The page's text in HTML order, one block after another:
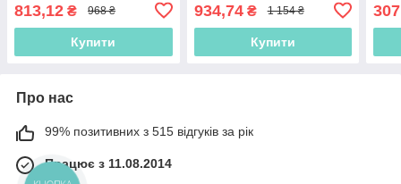
813,12 ₴ 968 ₴
Купити
934,74₴ 1 154 ₴
Купити
Про нас
99% позитивних з 515 відгуків за рік
Працює з 11.08.2014